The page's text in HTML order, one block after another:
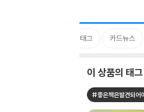
태그 카드뉴스
이 상품의 태그
#좋은책은발견되어